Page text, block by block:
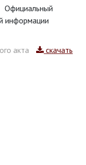
Официальный
информации
акта
скачать